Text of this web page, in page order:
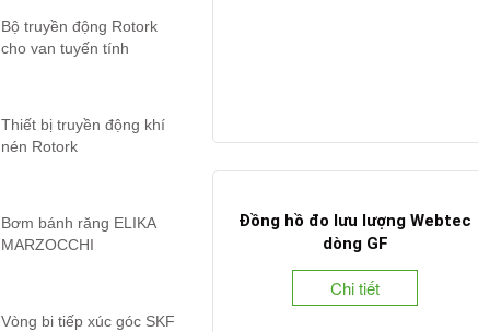
Đồng hồ đo lưu lượng Webtec
dòng GF
Chi tiết
Bộ truyền động Rotork
cho van tuyến tính
Thiết bị truyền động khí
nén Rotork
Bơm bánh răng ELIKA
MARZOCCHI
Vòng bi tiếp xúc góc SKF